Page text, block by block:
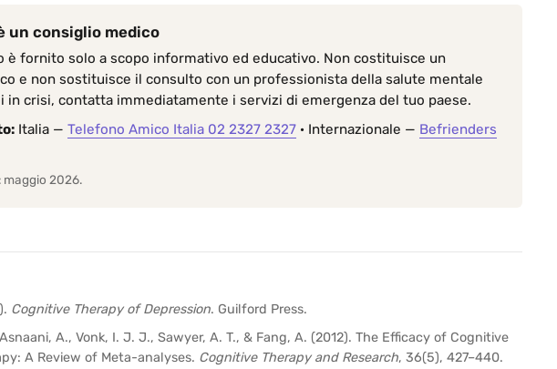
un consiglio medico
è fornito solo a scopo informativo ed educativo. Non costituisce un
e non sostituisce il consulto con un professionista della salute mentale
in crisi, contatta immediatamente i servizi di emergenza del tuo paese.
Italia — Telefono Amico Italia 02 2327 2327 · Internazionale — Befrienders
maggio 2026.
Cognitive Therapy of Depression. Guilford Press.
A., Vonk, I. J. J., Sawyer, A. T., & Fang, A. (2012). The Efficacy of Cognitive
A Review of Meta-analyses. Cognitive Therapy and Research, 36(5), 427–440.